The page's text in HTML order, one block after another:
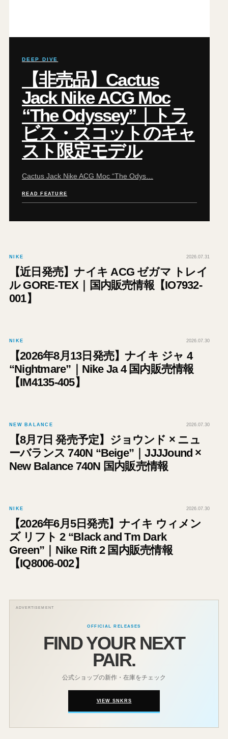
DEEP DIVE
【非売品】Cactus
Jack Nike ACG Moc
“The Odyssey”｜トラ
ビス・スコットのキャ
スト限定モデル
Cactus Jack Nike ACG Moc “The Odys…
READ FEATURE
NIKE 2026.07.31
【近日発売】ナイキ ACG ゼガマ トレイ
ル GORE-TEX｜国内販売情報【IO7932-
001】
NIKE 2026.07.30
【2026年8月13日発売】ナイキ ジャ 4
“Nightmare”｜Nike Ja 4 国内販売情報
【IM4135-405】
NEW BALANCE 2026.07.30
【8月7日 発売予定】ジョウンド × ニュ
ーバランス 740N “Beige”｜JJJJound ×
New Balance 740N 国内販売情報
NIKE 2026.07.30
【2026年6月5日発売】ナイキ ウィメン
ズ リフト 2 “Black and Tm Dark
Green”｜Nike Rift 2 国内販売情報
【IQ8006-002】
ADVERTISEMENT
OFFICIAL RELEASES
FIND YOUR NEXT
PAIR.
公式ショップの新作・在庫をチェック
VIEW SNKRS